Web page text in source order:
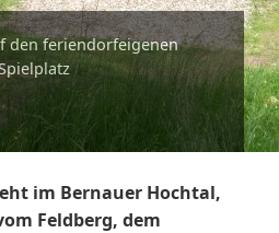
den feriendorfeigenen
im Bernauer Hochtal,
Feldberg, dem